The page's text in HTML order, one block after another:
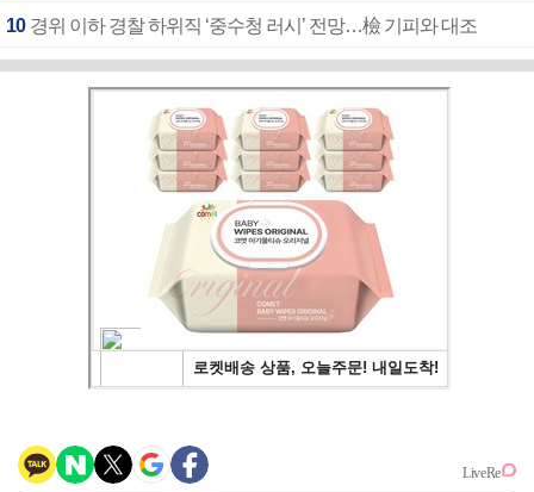
10 경위 이하 경찰 하위직 ‘중수청 러시’ 전망…檢 기피와 대조